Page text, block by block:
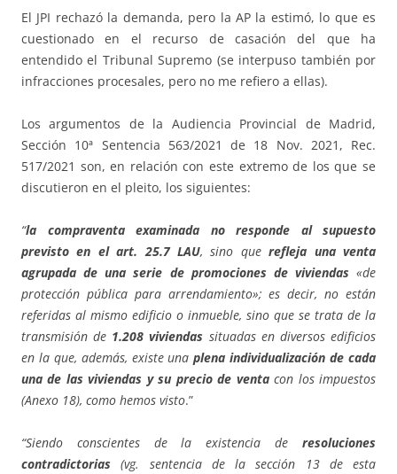
El JPI rechazó la demanda, pero la AP la estimó, lo que es
cuestionado en el recurso de casación del que ha
entendido el Tribunal Supremo (se interpuso también por
infracciones procesales, pero no me refiero a ellas).
Los argumentos de la Audiencia Provincial de Madrid,
Sección 10ª Sentencia 563/2021 de 18 Nov. 2021, Rec.
517/2021 son, en relación con este extremo de los que se
discutieron en el pleito, los siguientes:
“la compraventa examinada no responde al supuesto
previsto en el art. 25.7 LAU, sino querefleja una venta
agrupada de una serie de promociones de viviendas «de
protección pública para arrendamiento»; es decir, no están
referidas al mismo edificio o inmueble, sino que se trata de la
transmisión de 1.208 viviendas situadas en diversos edificios
en la que, además, existe unaplena individualización de cada
una de las viviendas y su precio de ventacon los impuestos
(Anexo 18), como hemos visto.”
“Siendo conscientes de la existencia de resoluciones
contradictorias (vg. sentencia de la sección 13 de esta